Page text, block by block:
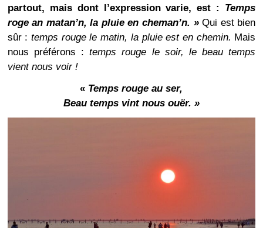
partout, mais dont l’expression varie, est : Temps
roge an matan’n, la pluie en cheman’n. »Qui est bien
sûr :temps rouge le matin, la pluie est en chemin. Mais
nous préférons :temps rouge le soir, le beau temps
vient nous voir !
« Temps rouge au ser,
Beau temps vint nous ouër. »